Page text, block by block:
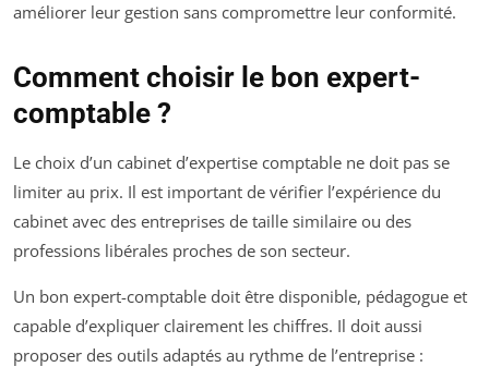
améliorer leur gestion sans compromettre leur conformité.
Comment choisir le bon expert-
comptable ?
Le choix d’un cabinet d’expertise comptable ne doit pas se
limiter au prix. Il est important de vérifier l’expérience du
cabinet avec des entreprises de taille similaire ou des
professions libérales proches de son secteur.
Un bon expert-comptable doit être disponible, pédagogue et
capable d’expliquer clairement les chiffres. Il doit aussi
proposer des outils adaptés au rythme de l’entreprise :